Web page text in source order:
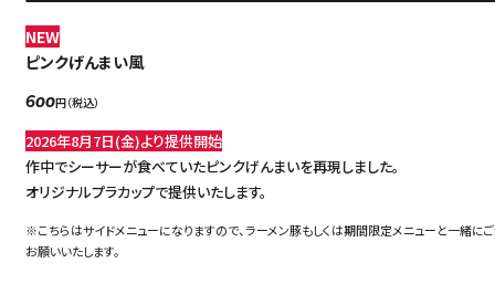
NEW
ピンクげんまい風
600円（税込）
2026年8月7日(金)より提供開始
作中でシーサーが食べていたピンクげんまいを再現しました。
オリジナルプラカップで提供いたします。
※こちらはサイドメニューになりますので、ラーメン豚もしくは期間限定メニューと一緒に
お願いいたします。